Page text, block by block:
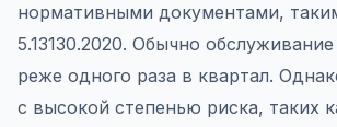
нормативными документами,
5.13130.2020. Обычно
реже одного раза в квартал.
с высокой степенью риска, таких